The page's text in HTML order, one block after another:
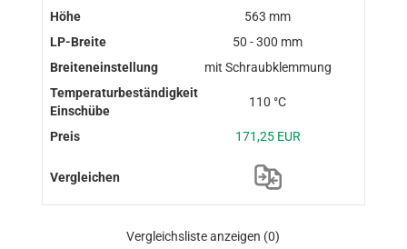
563 mm
50 - 300 mm
mit Schraubklemmung
110 °C
171,25 EUR
Vergleichsliste anzeigen (0)